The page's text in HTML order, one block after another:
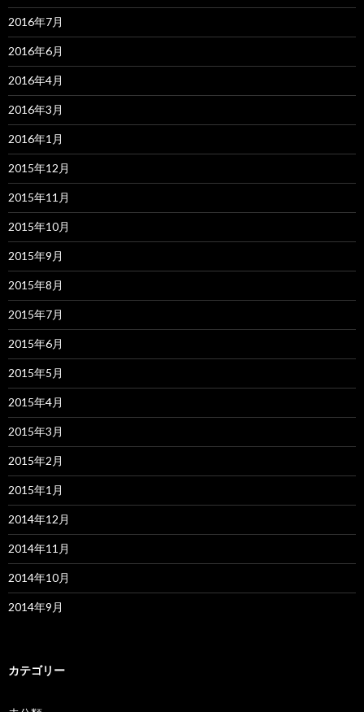
2016年7月
2016年6月
2016年4月
2016年3月
2016年1月
2015年12月
2015年11月
2015年10月
2015年9月
2015年8月
2015年7月
2015年6月
2015年5月
2015年4月
2015年3月
2015年2月
2015年1月
2014年12月
2014年11月
2014年10月
2014年9月
カテゴリー